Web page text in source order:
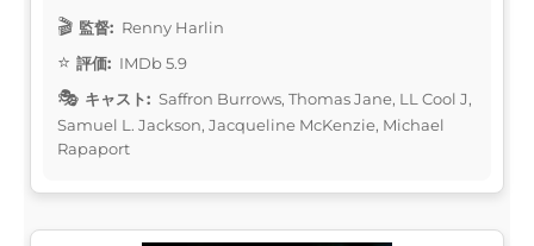
監督: Renny Harlin
評価: IMDb 5.9
キャスト: Saffron Burrows, Thomas Jane, LL Cool J,
Samuel L. Jackson, Jacqueline McKenzie, Michael
Rapaport